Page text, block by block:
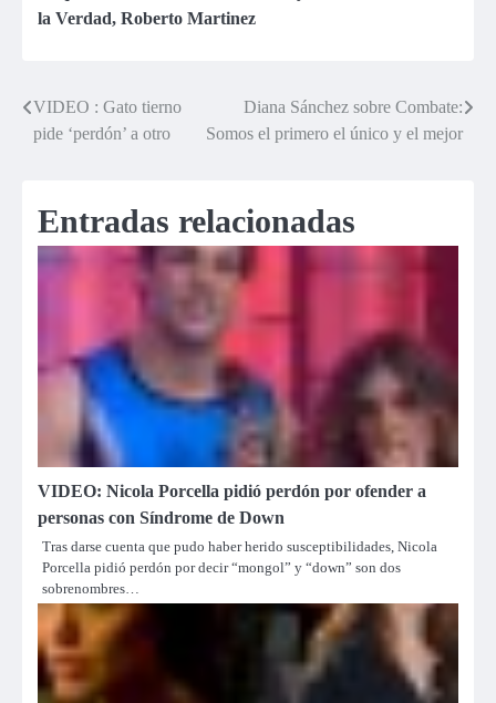
reportaje
la Verdad, Roberto Martinez
Navegación
de
VIDEO : Gato tierno
pide ‘perdón’ a otro
Diana Sánchez sobre Combate:
Somos el primero el único y el mejor
Entradas relacionadas
VIDEO: Nicola Porcella pidió perdón por ofender a
personas con Síndrome de Down
Tras darse cuenta que pudo haber herido susceptibilidades, Nicola
Porcella pidió perdón por decir “mongol” y “down” son dos
sobrenombres…